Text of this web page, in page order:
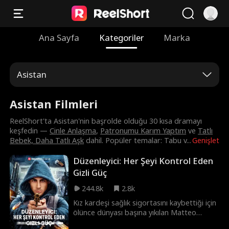
Ana Sayfa Kategoriler Marka
Asistan
Asistan Filmleri
Genişlet
ReelShort'ta Asistan'nin başrolde olduğu 30 kısa dramayı
keşfedin —Cinle Anlaşma, Patronumu Karım Yaptım ve Tatlı
Bebek, Daha Tatlı Aşk dahil. Popüler temalar: Tabu v...
Düzenleyici: Her Şeyi Kontrol Eden
Gizli Güç
244.8k
2.8k
Kız kardeşi sağlık sigortasını kaybettiği için
ölünce dünyası başına yıkılan Matteo